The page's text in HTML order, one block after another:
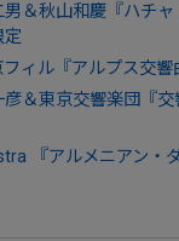
男＆秋山和慶『ハチ
定
ィル『アルプス交
彦＆東京交響楽団『
『アルメニアン・